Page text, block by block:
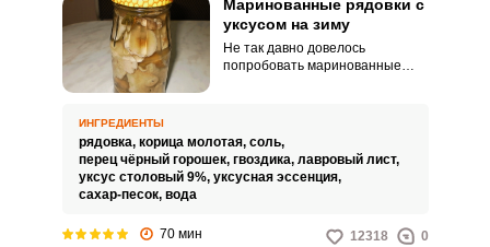
Маринованные рядовки с
уксусом на зиму
Не так давно довелось
попробовать маринованные
получила невероятное
удовольствие от нежного вкуса
этого лесного деликатеса.
ИНГРЕДИЕНТЫ
рядовка, корица молотая, соль,
перец чёрный горошек, гвоздика, лавровый лист,
уксус столовый 9%, уксусная эссенция,
сахар-песок, вода
70 мин 12318 0